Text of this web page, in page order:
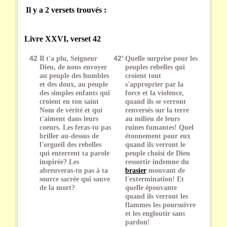
Il y a 2 versets trouvés :
Livre XXVI, verset 42
42 Il t'a plu, Seigneur
Dieu, de nous envoyer
au peuple des humbles
et des doux, au peuple
des simples enfants qui
croient en ton saint
Nom de vérité et qui
t'aiment dans leurs
coeurs. Les feras-tu pas
briller au-dessus de
l'orgueil des rebelles
qui enterrent ta parole
inspirée? Les
abreuveras-tu pas à ta
source sacrée qui sauve
de la mort?
42' Quelle surprise pour les
peuples rebelles qui
croient tout
s'approprier par la
force et la violence,
quand ils se verront
renversés sur la terre
au milieu de leurs
ruines fumantes! Quel
étonnement pour eux
quand ils verront le
peuple choisi de Dieu
ressortir indemne du
brasiermouvant de
l'extermination! Et
quelle épouvante
quand ils verront les
flammes les poursuivre
et les engloutir sans
pardon!